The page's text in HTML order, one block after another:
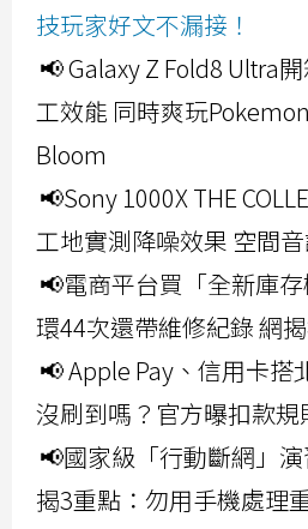
技玩家好文不漏接！
📢 Galaxy Z Fold8 Ultra
工效能 同時爽玩
Bloom
📢Sony 1000X THE
工地實測降噪效果 空間
📢電商平台買「全新庫
環44次還帶維修紀錄 網
📢 Apple Pay、信用卡搭
沒刷到嗎？官方曝扣款規
📢國家級「行動斷網」
揭3重點：勿用手機處理